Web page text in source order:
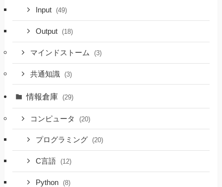
Input (49)
Output (18)
マインドストーム (3)
共通知識 (3)
情報倉庫 (29)
コンピュータ (20)
プログラミング (20)
C言語 (12)
Python (8)